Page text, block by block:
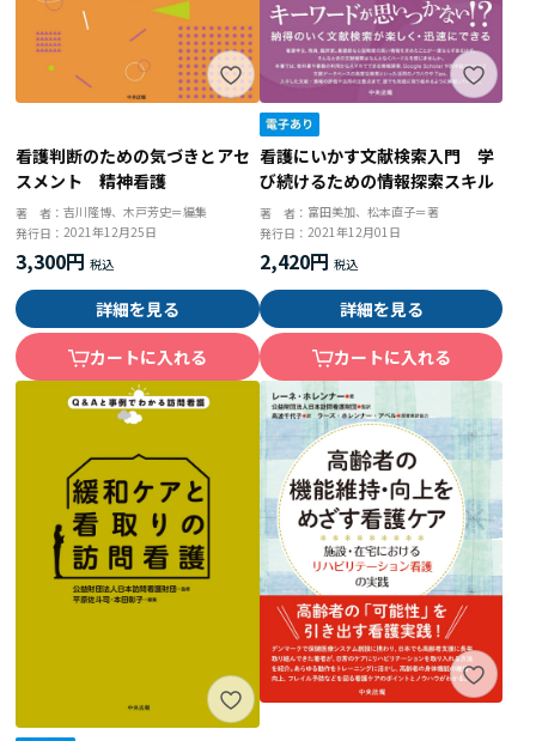
看護判断のための気づきとアセ
スメント 精神看護
著 者：吉川隆博、木戸芳史＝編集
発行日：2021年12月25日
3,300円
詳細を見る
カートに入れる
看護にいかす文献検索入門 学
び続けるための情報探索スキル
著 者： 富田美加、松本直子＝著
発行日： 2021年12月01日
2,420円
詳細を見る
カートに入れる